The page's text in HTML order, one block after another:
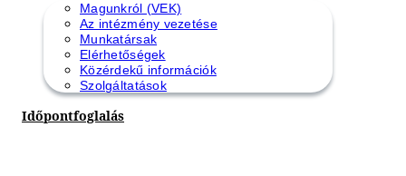
Magunkról (VEK)
Az intézmény vezetése
Munkatársak
Elérhetőségek
Közérdekű információk
Szolgáltatások
Időpontfoglalás